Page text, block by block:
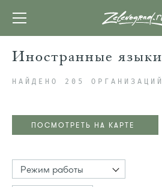
Иностранные языки
НАЙДЕНО 205 ОРГАНИЗАЦИЙ
ПОСМОТРЕТЬ НА КАРТЕ
Режим работы